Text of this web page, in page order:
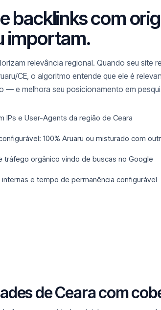
backlinks com
importam.
relevância regional. Quando seu site
CE, o algoritmo entende que ele é
— e melhora seu posicionamento em
IPs e User-Agents da região de Ceara
100% Aruaru ou misturado com
tráfego orgânico vindo de buscas no Google
e tempo de permanência configurável
de Ceara com